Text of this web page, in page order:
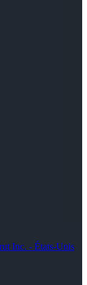
Inc. - États-Unis